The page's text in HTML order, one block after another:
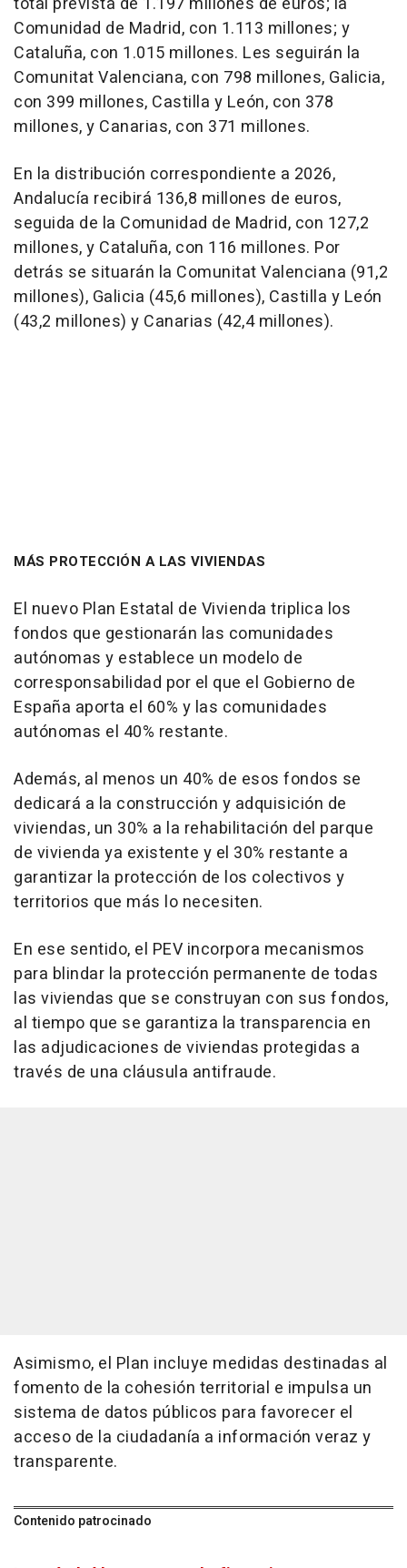
Comunidad de Madrid, con 1.113 millones; y
Cataluña, con 1.015 millones. Les seguirán la
Comunitat Valenciana, con 798 millones, Galicia,
con 399 millones, Castilla y León, con 378
millones, y Canarias, con 371 millones.
En la distribución correspondiente a 2026,
Andalucía recibirá 136,8 millones de euros,
seguida de la Comunidad de Madrid, con 127,2
millones, y Cataluña, con 116 millones. Por
detrás se situarán la Comunitat Valenciana (91,2
millones), Galicia (45,6 millones), Castilla y León
(43,2 millones) y Canarias (42,4 millones).
MÁS PROTECCIÓN A LAS VIVIENDAS
El nuevo Plan Estatal de Vivienda triplica los
fondos que gestionarán las comunidades
autónomas y establece un modelo de
corresponsabilidad por el que el Gobierno de
España aporta el 60% y las comunidades
autónomas el 40% restante.
Además, al menos un 40% de esos fondos se
dedicará a la construcción y adquisición de
viviendas, un 30% a la rehabilitación del parque
de vivienda ya existente y el 30% restante a
garantizar la protección de los colectivos y
territorios que más lo necesiten.
En ese sentido, el PEV incorpora mecanismos
para blindar la protección permanente de todas
las viviendas que se construyan con sus fondos,
al tiempo que se garantiza la transparencia en
las adjudicaciones de viviendas protegidas a
través de una cláusula antifraude.
Asimismo, el Plan incluye medidas destinadas al
fomento de la cohesión territorial e impulsa un
sistema de datos públicos para favorecer el
acceso de la ciudadanía a información veraz y
transparente.
Contenido patrocinado